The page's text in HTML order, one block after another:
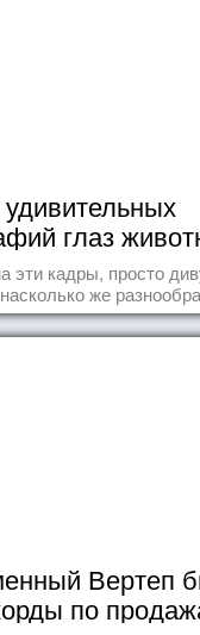
глаз
эти кадры, просто
же
нашего мира!
Вертеп
по